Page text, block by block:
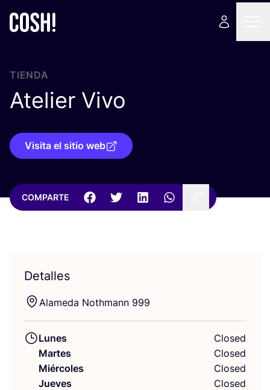
TIENDA
Atelier Vivo
Visita el sitio web
COMPARTE
Detalles
Ala­me­da Noth­mann 999
Lunes
Closed
Martes
Closed
Miércoles
Closed
Jueves
Closed